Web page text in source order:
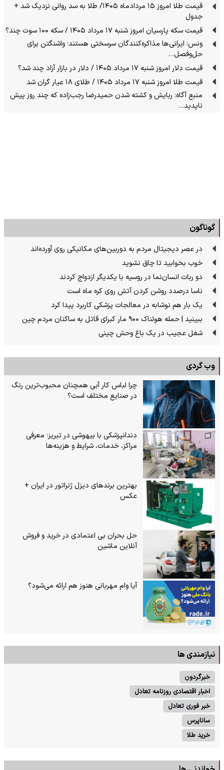
قیمت طلا امروز ۱۵ مردادماه ۱۴۰۵/ طلا به سد روانی نزدیک شد +
جدول
قیمت سکه پارسیان امروز شنبه ۱۷ مرداد ۱۴۰۵ / سکه ۱۰۰ سوت چند؟
ونس: ایرانی‌ها مذاکره‌کنندگان سرسختی هستند؛ واشنگتن برای
حل‌وفصل…
قیمت دلار امروز شنبه ۱۷ مرداد ۱۴۰۵ / دلار در بازار آزاد چند شد؟
قیمت طلا امروز شنبه ۱۷ مرداد ۱۴۰۵ / طلای ۱۸ عیار گران شد
منبع آگاه: ربایش و کشته شدن حمیدرضا رجب‌زاده که چند روز پیش
ناپدید…
گوناگون
در عصر دیجیتال مردم به دوربین‌های مکانیکی روی آورده‌اند
خوب بخوابید تا چاق نشوید
دو ربات انسان‌نما در روسیه با یکدیگر ازدواج کردند
ناسا درصدد روشن کردن آتش روی کره ماه است
یک بار هم نوشابه در معالجات پزشکی کاربرد پیدا کرد
ببینید | حمله هولناک ۹۰۰ مار کبرای قاتل به ساکنان مردم چین
شغل عجیب در یک باغ وحش چینی
وب گردی
چرا لباس کار آبی همچنان محبوب‌ترین رنگ
در صنایع مختلف است؟
دندانپزشکی با بیهوشی در تبریز؛ معرفی
مراکز، خدمات، شرایط و هزینه‌ها
بهترین برندهای دیزل ژنراتور در ایران +
عکس
حل بحران بی‌ اعتمادی در خرید و فروش
آنلاین ماشین
آیا وام مهربانی هنوز هم ارائه می‌شود؟
نیازمندی ها
خبرگردون
اخبار اقتصادی روزنامه تعادل
خبر فوری تعادل
ساناپرس
خرید طلا